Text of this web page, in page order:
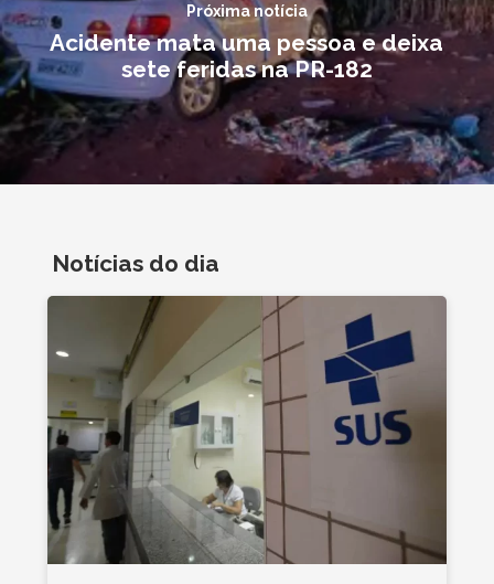
Próxima notícia
Acidente mata uma pessoa e deixa
sete feridas na PR-182
Notícias do dia